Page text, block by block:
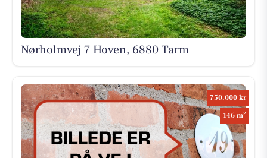
Nørholmvej 7 Hoven, 6880 Tarm
750.000 kr
146 m2